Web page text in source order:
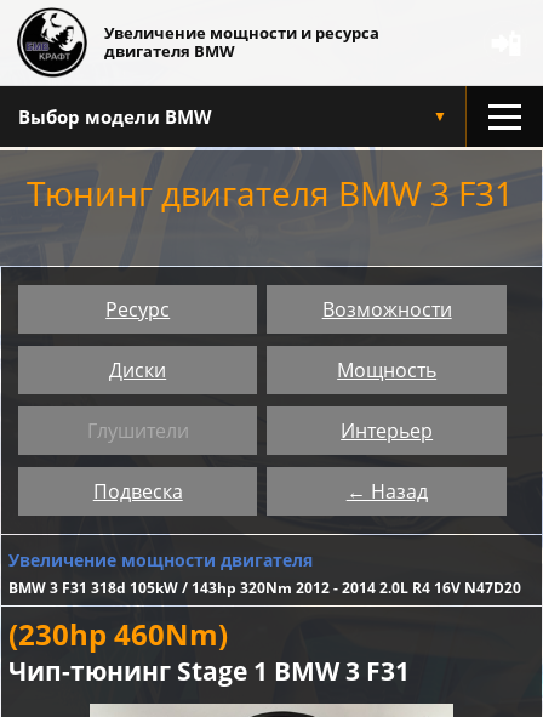
Увеличение мощности и ресурса
двигателя BMW
Выбор модели BMW ▼
Тюнинг двигателя BMW 3 F31
Ресурс Возможности
Диски Мощность
Глушители Интерьер
Подвеска ← Назад
Увеличение мощности двигателя
BMW 3 F31 318d 105kW / 143hp 320Nm 2012 - 2014 2.0L R4 16V N47D20
(230hp 460Nm)
Чип-тюнинг Stage 1 BMW 3 F31